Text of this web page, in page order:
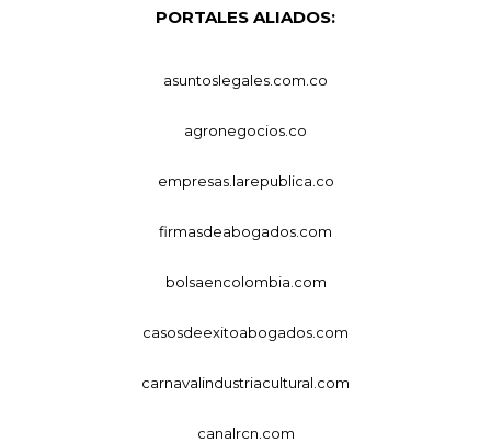
PORTALES ALIADOS:
asuntoslegales.com.co
agronegocios.co
empresas.larepublica.co
firmasdeabogados.com
bolsaencolombia.com
casosdeexitoabogados.com
carnavalindustriacultural.com
canalrcn.com